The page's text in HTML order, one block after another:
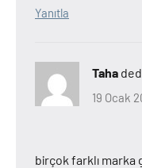
Yanıtla
Taha
19 Ocak
birçok farklı